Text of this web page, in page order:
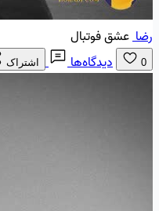
رضاعشق فوتبال
0 دیدگاه‌ها اشتراک